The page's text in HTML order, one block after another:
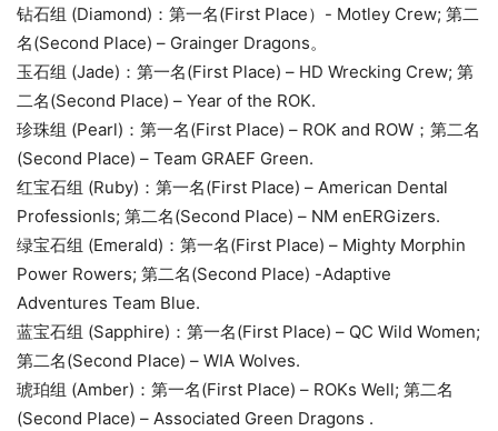
钻石组 (Diamond)：第一名(First Place）- Motley Crew; 第二
名(Second Place) – Grainger Dragons。
玉石组 (Jade)：第一名(First Place) – HD Wrecking Crew; 第
二名(Second Place) – Year of the ROK.
珍珠组 (Pearl)：第一名(First Place) – ROK and ROW；第二名
(Second Place) – Team GRAEF Green.
红宝石组 (Ruby)：第一名(First Place) – American Dental
Professionls; 第二名(Second Place) – NM enERGizers.
绿宝石组 (Emerald)：第一名(First Place) – Mighty Morphin
Power Rowers; 第二名(Second Place) -Adaptive
Adventures Team Blue.
蓝宝石组 (Sapphire)：第一名(First Place) – QC Wild Women;
第二名(Second Place) – WIA Wolves.
琥珀组 (Amber)：第一名(First Place) – ROKs Well; 第二名
(Second Place) – Associated Green Dragons .